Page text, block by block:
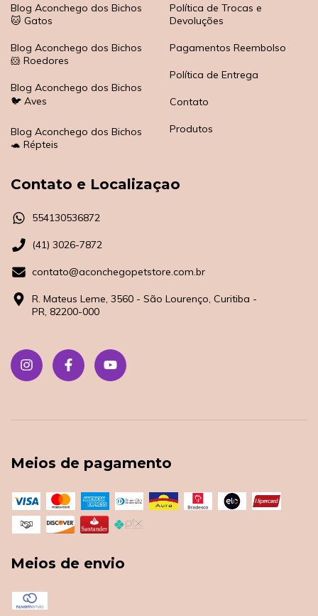
Blog Aconchego dos Bichos
🐱 Gatos
Blog Aconchego dos Bichos
🐹 Roedores
Blog Aconchego dos Bichos
🐦 Aves
Blog Aconchego dos Bichos
🐢 Répteis
Política de Trocas e
Devoluções
Pagamentos Reembolso
Política de Entrega
Contato
Produtos
Contato e Localizaçao
554130536872
(41) 3026-7872
contato@aconchegopetstore.com.br
R. Mateus Leme, 3560 - São Lourenço, Curitiba -
PR, 82200-000
Meios de pagamento
Meios de envio